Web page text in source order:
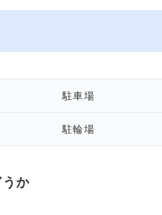
駐車場
駐輪場
か